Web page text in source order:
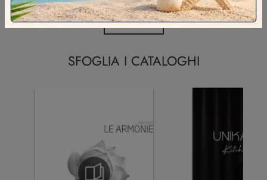
SFOGLIA I CATALOGHI
Invia